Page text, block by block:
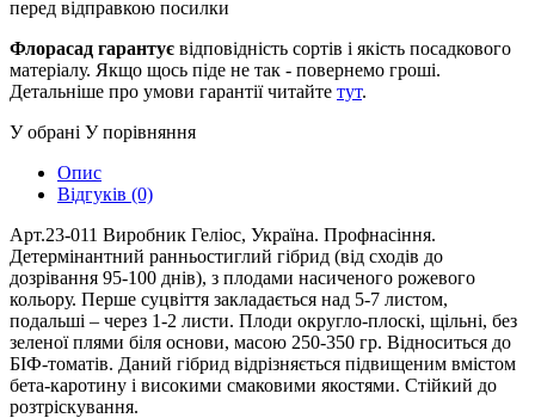
перед відправкою посилки
Флорасад гарантує відповідність сортів і якість посадкового
матеріалу. Якщо щось піде не так - повернемо гроші.
Детальніше про умови гарантії читайте тут.
У обрані У порівняння
Опис
Відгуків (0)
Арт.23-011 Виробник Геліос, Україна. Профнасіння.
Детермінантний ранньостиглий гібрид (від сходів до
дозрівання 95-100 днів), з плодами насиченого рожевого
кольору. Перше суцвіття закладається над 5-7 листом,
подальші – через 1-2 листи. Плоди округло-плоскі, щільні, без
зеленої плями біля основи, масою 250-350 гр. Відноситься до
БІФ-томатів. Даний гібрид відрізняється підвищеним вмістом
бета-каротину і високими смаковими якостями. Стійкий до
розтріскування.